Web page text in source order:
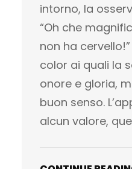
intorno, la
“Oh che
non ha
color ai quali la
onore e gloria,
buon senso.
alcun valore,